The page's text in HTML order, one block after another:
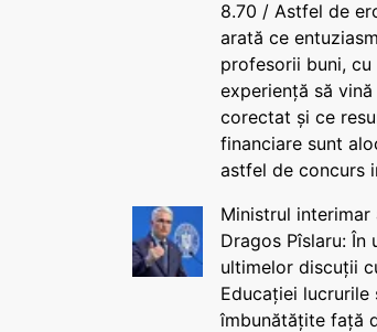
8.70 / Astfel de
arată ce
profesorii buni, cu
experiență să vină
corectat și ce
financiare sunt
astfel de concurs
Ministrul interimar
Dragos Pîslaru: În
ultimelor discuții
Educației lucrurile
îmbunătățite față